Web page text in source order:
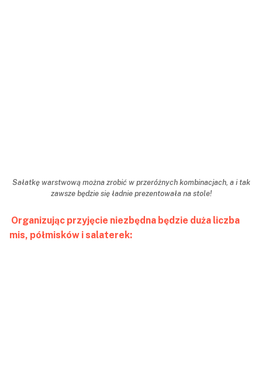
Sałatkę warstwową można zrobić w przeróżnych kombinacjach, a i tak
zawsze będzie się ładnie prezentowała na stole!
Organizując przyjęcie niezbędna będzie duża liczba
mis, półmisków i salaterek: